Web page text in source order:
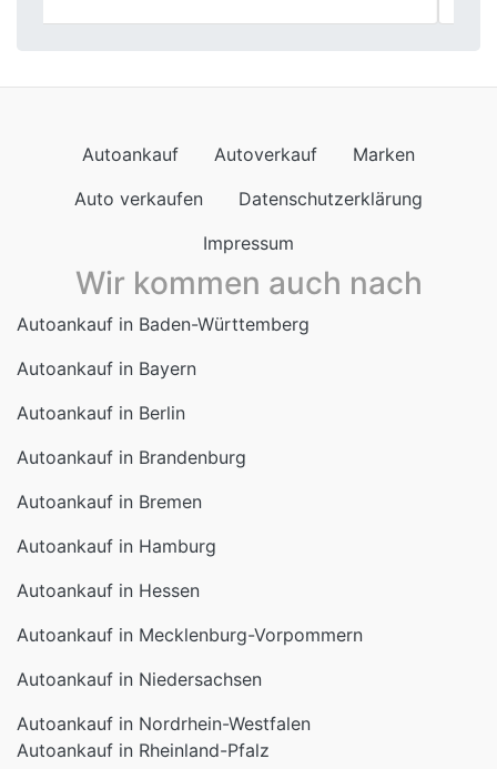
Autoankauf Autoverkauf
Marken
Auto verkaufen
Datenschutzerklärung
Impressum
Wir kommen auch nach
Autoankauf in Baden-Württemberg
Autoankauf in Bayern
Autoankauf in Berlin
Autoankauf in Brandenburg
Autoankauf in Bremen
Autoankauf in Hamburg
Autoankauf in Hessen
Autoankauf in Mecklenburg-Vorpommern
Autoankauf in Niedersachsen
Autoankauf in Nordrhein-Westfalen
Autoankauf in Rheinland-Pfalz